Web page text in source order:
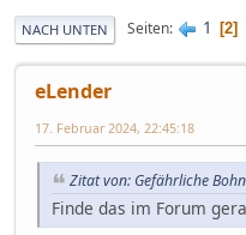
NACH UNTEN Seiten 1 2
eLender
17. Februar 2024, 22:45:18
Zitat von: Gefährliche
Finde das im Forum